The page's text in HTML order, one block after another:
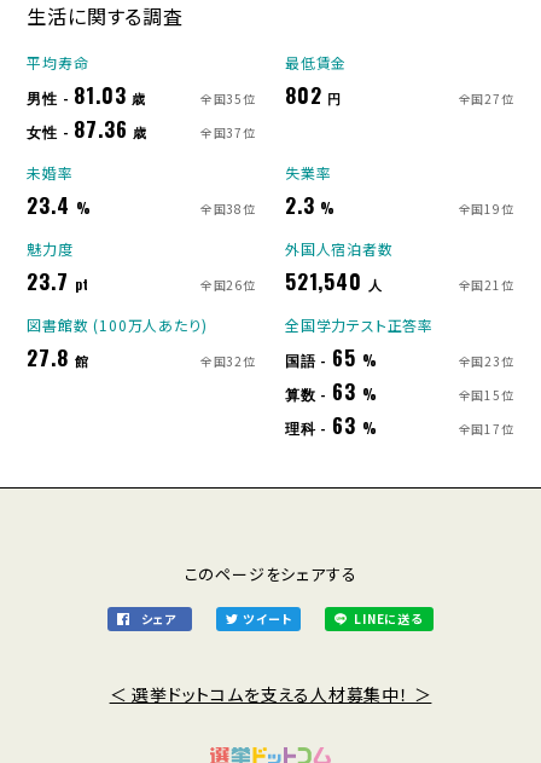
生活に関する調査
平均寿命
男性 - 81.03 歳 全国35位
女性 - 87.36 歳 全国37位
最低賃金
802 円 全国27位
未婚率
23.4 % 全国38位
失業率
2.3 % 全国19位
魅力度
23.7 pt 全国26位
外国人宿泊者数
521,540 人 全国21位
図書館数 (100万人あたり)
27.8 館 全国32位
全国学力テスト正答率
国語 - 65 % 全国23位
算数 - 63 % 全国15位
理科 - 63 % 全国17位
このページをシェアする
シェア ツイート LINEに送る
＜ 選挙ドットコムを支える人材募集中！ ＞